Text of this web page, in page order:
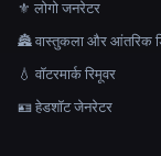
⚜️ लोगो जनरेटर
🏯 वास्तुकला और आंतरिक
💧 वॉटरमार्क रिमूवर
🪪 हेडशॉट जेनरेटर